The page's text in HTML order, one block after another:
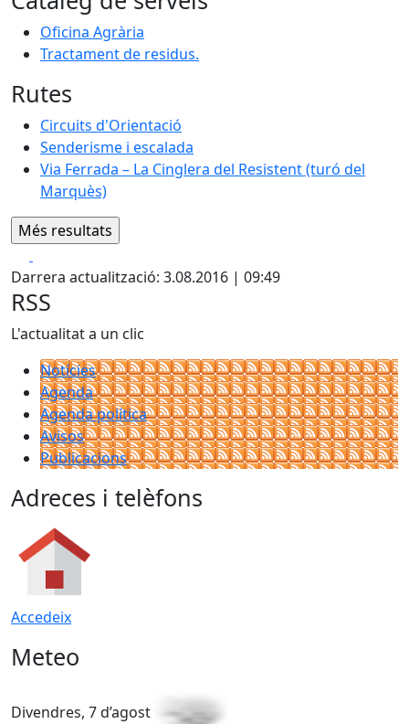
Oficina Agrària
Tractament de residus.
Rutes
Circuits d'Orientació
Senderisme i escalada
Via Ferrada – La Cinglera del Resistent (turó del
Marquès)
Darrera actualització: 3.08.2016 | 09:49
RSS
L'actualitat a un clic
Notícies
Agenda
Agenda política
Avisos
Publicacions
Adreces i telèfons
Accedeix
Meteo
Divendres, 7 d’agost